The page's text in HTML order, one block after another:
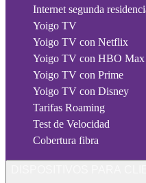
Internet segunda
Yoigo TV
Yoigo TV con Netflix
Yoigo TV con HBO Max
Yoigo TV con Prime
Yoigo TV con Disney
Tarifas Roaming
Test de Velocidad
Cobertura fibra